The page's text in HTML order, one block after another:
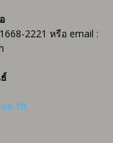
2221 หรือ email :